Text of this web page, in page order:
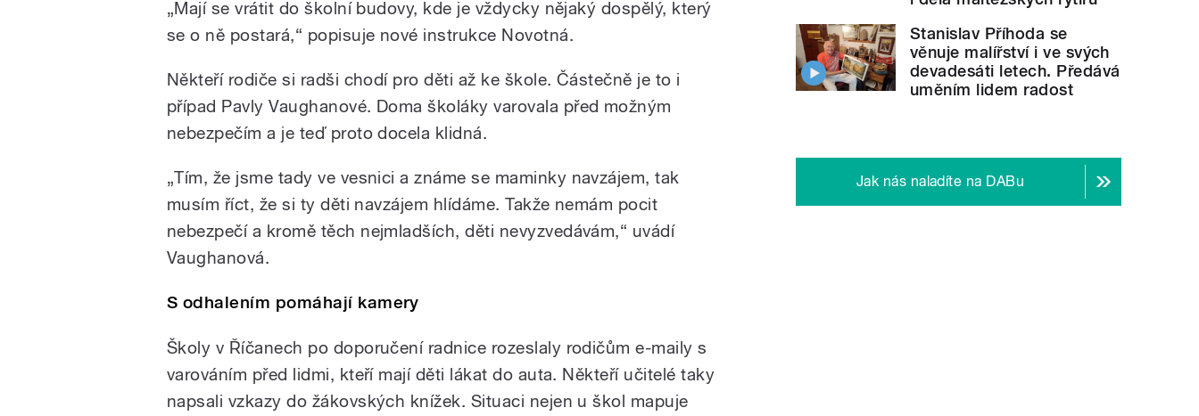
„Mají se vrátit do školní budovy, kde je vždycky nějaký dospělý, který
se o ně postará,“ popisuje nové instrukce Novotná.
Někteří rodiče si radši chodí pro děti až ke škole. Částečně je to i
případ Pavly Vaughanové. Doma školáky varovala před možným
nebezpečím a je teď proto docela klidná.
„Tím, že jsme tady ve vesnici a známe se maminky navzájem, tak
musím říct, že si ty děti navzájem hlídáme. Takže nemám pocit
nebezpečí a kromě těch nejmladších, děti nevyzvedávám,“ uvádí
Vaughanová.
S odhalením pomáhají kamery
Školy v Říčanech po doporučení radnice rozeslaly rodičům e-maily s
varováním před lidmi, kteří mají děti lákat do auta. Někteří učitelé taky
napsali vzkazy do žákovských knížek. Situaci nejen u škol mapuje
Stanislav Příhoda se
věnuje malířství i ve svých
devadesáti letech. Předává
uměním lidem radost
Jak nás naladíte na DABu